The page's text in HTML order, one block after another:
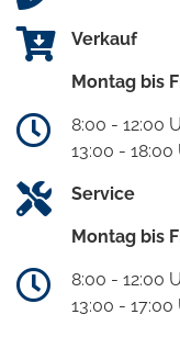
Verkauf
Montag bis
8:00 - 12:00
13:00 - 18:00
Service
Montag bis
8:00 - 12:00
13:00 - 17:00